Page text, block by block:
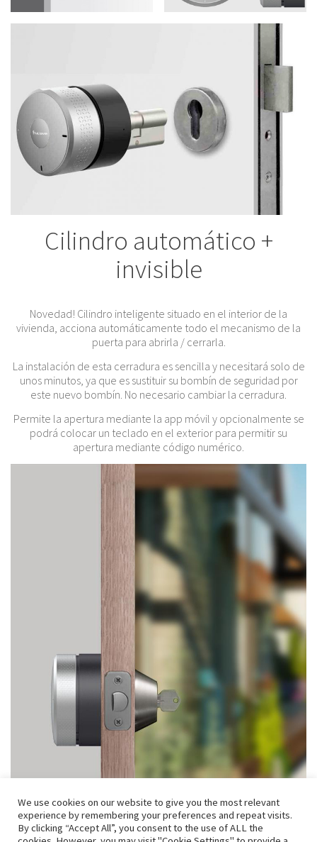
Cilindro automático +
invisible
Novedad! Cilindro inteligente situado en el interior de la
vivienda, acciona automáticamente todo el mecanismo de la
puerta para abrirla / cerrarla.
La instalación de esta cerradura es sencilla y necesitará solo de
unos minutos, ya que es sustituir su bombín de seguridad por
este nuevo bombín. No necesario cambiar la cerradura.
Permite la apertura mediante la app móvil y opcionalmente se
podrá colocar un teclado en el exterior para permitir su
apertura mediante código numérico.
We use cookies on our website to give you the most relevant
experience by remembering your preferences and repeat visits.
By clicking “Accept All”, you consent to the use of ALL the